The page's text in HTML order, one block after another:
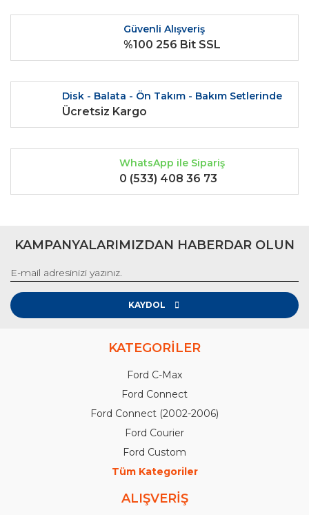
Güvenli Alışveriş
%100 256 Bit SSL
Disk - Balata - Ön Takım - Bakım Setlerinde
Ücretsiz Kargo
WhatsApp ile Sipariş
0 (533) 408 36 73
KAMPANYALARIMIZDAN HABERDAR OLUN
KAYDOL
KATEGORİLER
Ford C-Max
Ford Connect
Ford Connect (2002-2006)
Ford Courier
Ford Custom
Tüm Kategoriler
ALIŞVERİŞ